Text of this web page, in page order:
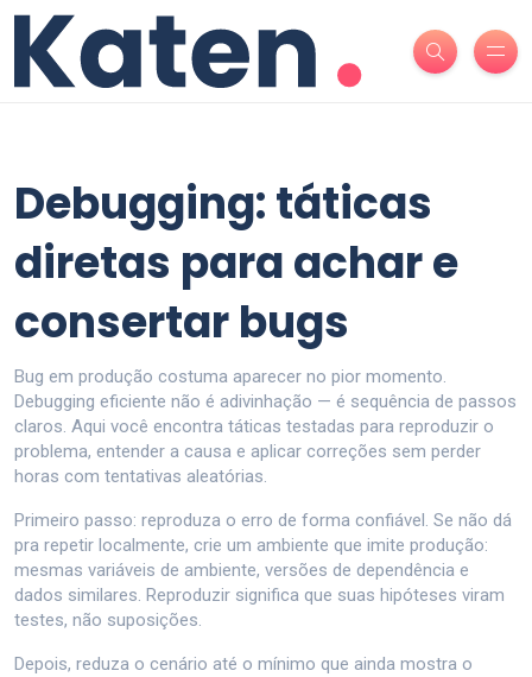
Debugging: táticas
diretas para achar e
consertar bugs
Bug em produção costuma aparecer no pior momento.
Debugging eficiente não é adivinhação — é sequência de passos
claros. Aqui você encontra táticas testadas para reproduzir o
problema, entender a causa e aplicar correções sem perder
horas com tentativas aleatórias.
Primeiro passo: reproduza o erro de forma confiável. Se não dá
pra repetir localmente, crie um ambiente que imite produção:
mesmas variáveis de ambiente, versões de dependência e
dados similares. Reproduzir significa que suas hipóteses viram
testes, não suposições.
Depois, reduza o cenário até o mínimo que ainda mostra o